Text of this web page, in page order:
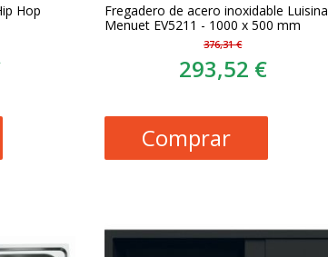
Hop
Fregadero de acero inoxidable Luisina
Menuet EV5211 - 1000 x 500 mm
376,31 €
293,52 €
Comprar